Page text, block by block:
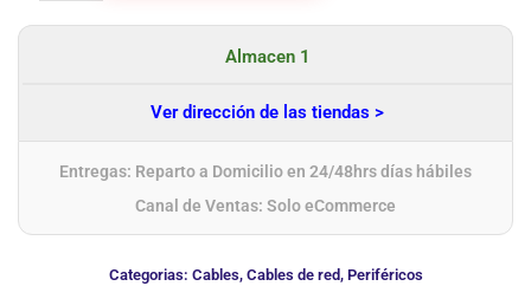
Almacen 1
Ver dirección de las tiendas >
Entregas: Reparto a Domicilio en 24/48hrs días hábiles
Canal de Ventas: Solo eCommerce
Categorias: Cables, Cables de red, Periféricos